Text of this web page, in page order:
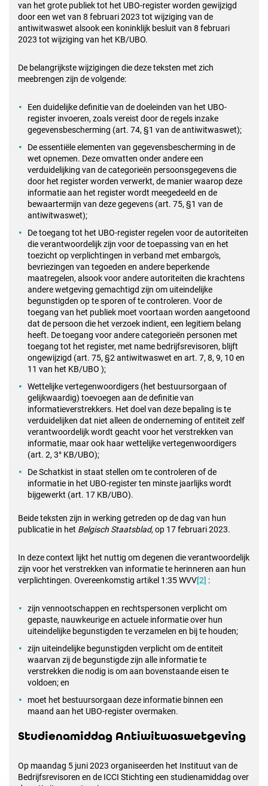
van het grote publiek tot het UBO-register worden gewijzigd
door een wet van 8 februari 2023 tot wijziging van de
antiwitwaswet alsook een koninklijk besluit van 8 februari
2023 tot wijziging van het KB/UBO.
De belangrijkste wijzigingen die deze teksten met zich
meebrengen zijn de volgende:
Een duidelijke definitie van de doeleinden van het UBO-
register invoeren, zoals vereist door de regels inzake
gegevensbescherming (art. 74, §1 van de antiwitwaswet);
De essentiële elementen van gegevensbescherming in de
wet opnemen. Deze omvatten onder andere een
verduidelijking van de categorieën persoonsgegevens die
door het register worden verwerkt, de manier waarop deze
informatie aan het register wordt meegedeeld en de
bewaartermijn van deze gegevens (art. 75, §1 van de
antiwitwaswet);
De toegang tot het UBO-register regelen voor de autoriteiten
die verantwoordelijk zijn voor de toepassing van en het
toezicht op verplichtingen in verband met embargo's,
bevriezingen van tegoeden en andere beperkende
maatregelen, alsook voor andere autoriteiten die krachtens
andere wetgeving gemachtigd zijn om uiteindelijke
begunstigden op te sporen of te controleren. Voor de
toegang van het publiek moet voortaan worden aangetoond
dat de persoon die het verzoek indient, een legitiem belang
heeft. De toegang voor andere categorieën personen met
toegang tot het register, met name bedrijfsrevisoren, blijft
ongewijzigd (art. 75, §2 antiwitwaswet en art. 7, 8, 9, 10 en
11 van het KB/UBO );
Wettelijke vertegenwoordigers (het bestuursorgaan of
gelijkwaardig) toevoegen aan de definitie van
informatieverstrekkers. Het doel van deze bepaling is te
verduidelijken dat niet alleen de onderneming of entiteit zelf
verantwoordelijk wordt geacht voor het verstrekken van
informatie, maar ook haar wettelijke vertegenwoordigers
(art. 2, 3° KB/UBO);
De Schatkist in staat stellen om te controleren of de
informatie in het UBO-register ten minste jaarlijks wordt
bijgewerkt (art. 17 KB/UBO).
Beide teksten zijn in werking getreden op de dag van hun
publicatie in het Belgisch Staatsblad, op 17 februari 2023.
In deze context lijkt het nuttig om degenen die verantwoordelijk
zijn voor het verstrekken van informatie te herinneren aan hun
verplichtingen. Overeenkomstig artikel 1:35 WVV[2] :
zijn vennootschappen en rechtspersonen verplicht om
gepaste, nauwkeurige en actuele informatie over hun
uiteindelijke begunstigden te verzamelen en bij te houden;
zijn uiteindelijke begunstigden verplicht om de entiteit
waarvan zij de begunstigde zijn alle informatie te
verstrekken die nodig is om aan bovenstaande eisen te
voldoen; en
moet het bestuursorgaan deze informatie binnen een
maand aan het UBO-register overmaken.
Studienamiddag Antiwitwaswetgeving
Op maandag 5 juni 2023 organiseerden het Instituut van de
Bedrijfsrevisoren en de ICCI Stichting een studienamiddag over